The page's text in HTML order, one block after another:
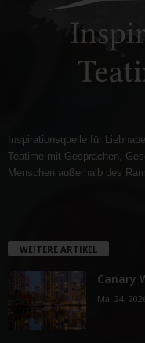
Inspirationsquelle für
Teatime mit Gesprächen,
Menschen außerhalb des
WEITERE ARTIKEL
Canary
Mai 24,